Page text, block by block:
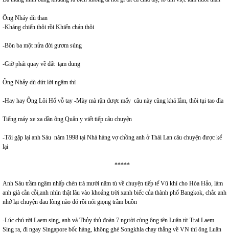
Ông Nhảy dù than
-Kháng chiến thôi rồi Khiến chán thôi
-Bôn ba một nửa đời gươm súng
-Giờ phải quay về đất tạm dung
Ông Nhảy dù dứt lời ngâm thì
-Hay hay Ông Lôi Hổ vỗ tay -Mày mà rặn được mấy câu này cũng khá lắm, thôi tụi tao dìa
Tiếng máy xe xa dần ông Quân y viết tiếp câu chuyện
-Tôi gặp lại anh Sáu năm 1998 tại Nhà hàng vợ chồng anh ở Thái Lan câu chuyện được kể
lại
*****
Anh Sáu trầm ngâm nhấp chén trà mười năm tù về chuyện tiếp tế Vũ khí cho Hòa Hảo, làm
anh già cằn cỗi,anh nhìn thật lâu vào khoảng trời xanh biếc của thành phố Bangkok, chắc anh
nhớ lại chuyện đau lòng nào đó rồi nói giọng trầm buồn
-Lúc chú rời Laem sing, anh và Thủy thủ đoàn 7 người cùng ông tên Luân từ Trại Laem
Sing ra, đi ngay Singapore bốc hàng, không ghé Songkhla chạy thẳng về VN thì ông Luân